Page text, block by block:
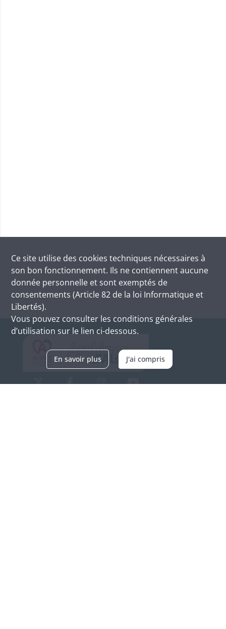
Ce site utilise des cookies techniques nécessaires à
son bon fonctionnement. Ils ne contiennent aucune
donnée personnelle et sont exemptés de
consentements (Article 82 de la loi Informatique et
Libertés).
Vous pouvez consulter les conditions générales
d’utilisation sur le lien ci-dessous.
En savoir plus J'ai compris